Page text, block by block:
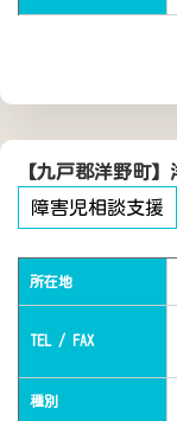
【九戸郡洋野町
障害児相談支援
所在地
TEL / FAX
種別